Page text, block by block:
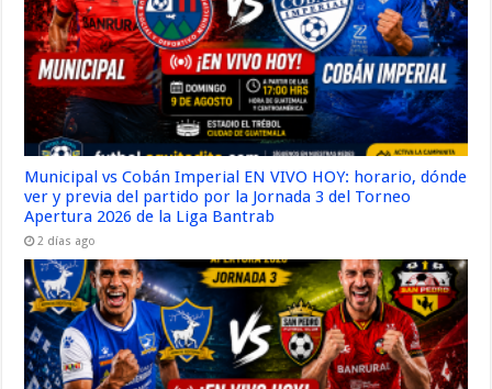
Municipal vs Cobán Imperial EN VIVO HOY: horario, dónde
ver y previa del partido por la Jornada 3 del Torneo
Apertura 2026 de la Liga Bantrab
2 días ago